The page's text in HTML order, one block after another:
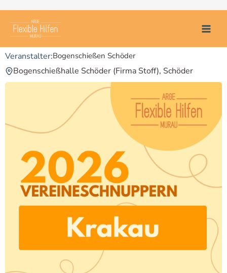
InhaltBogenschießen Schöder
Bogenschießen Schöder
Bogenschießhalle Schöder (Firma Stoff), Schöder